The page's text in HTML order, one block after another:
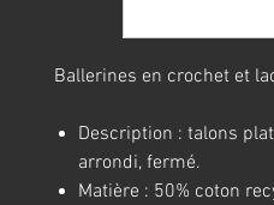
Ballerines en crochet et
Description : talons
arrondi, fermé.
Matière : 50% coton